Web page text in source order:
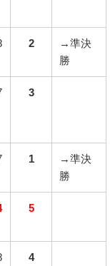
2
→準決
勝
3
1
→準決
勝
5
4